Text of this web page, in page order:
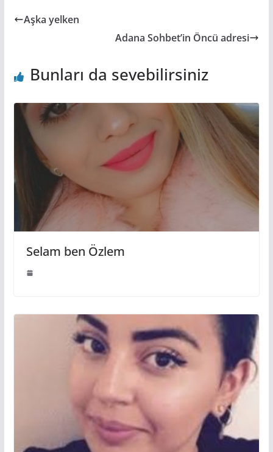
Aşka yelken
Adana Sohbet’in Öncü adresi
Bunları da sevebilirsiniz
Selam ben Özlem